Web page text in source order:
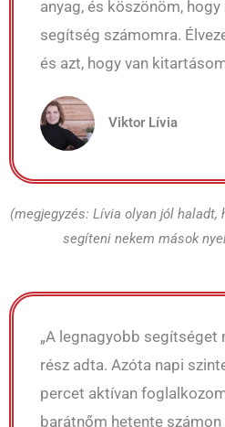
anyag, és köszönöm,
segítség számomra.
és azt, hogy van
Viktor Lívia
(megjegyzés: Lívia olyan jól haladt,
segíteni nekem mások
„A legnagyobb segítséget
rész adta. Azóta napi
percet aktívan
barátnőm hetente